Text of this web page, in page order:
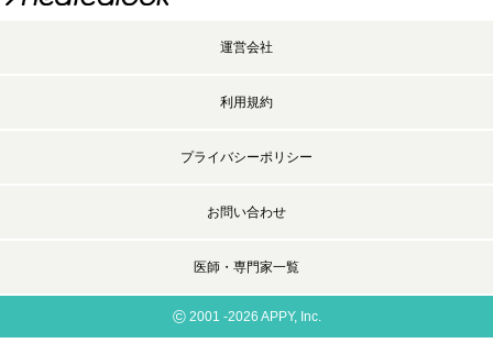
運営会社
利用規約
プライバシーポリシー
お問い合わせ
医師・専門家一覧
©2001 -2026 APPY, Inc.